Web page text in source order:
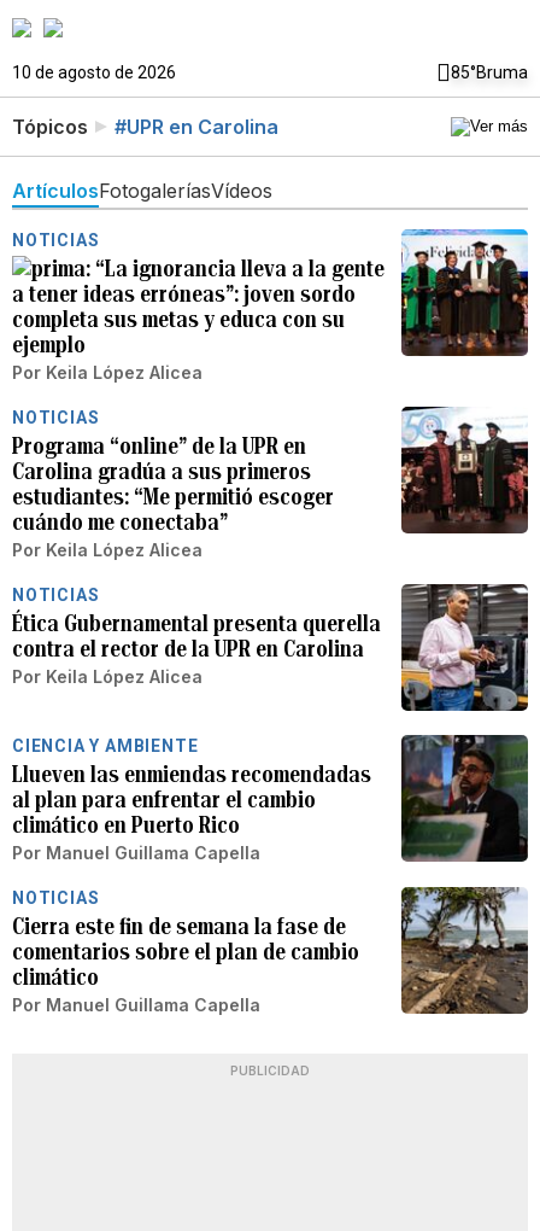
10 de agosto de 2026 85°Bruma
Tópicos #UPR en Carolina
ArtículosFotogaleríasVídeos
NOTICIAS
“La ignorancia lleva a la gente
a tener ideas erróneas”: joven sordo
completa sus metas y educa con su
ejemplo
Por Keila López Alicea
NOTICIAS
Programa “online” de la UPR en
Carolina gradúa a sus primeros
estudiantes: “Me permitió escoger
cuándo me conectaba”
Por Keila López Alicea
NOTICIAS
Ética Gubernamental presenta querella
contra el rector de la UPR en Carolina
Por Keila López Alicea
CIENCIA Y AMBIENTE
Llueven las enmiendas recomendadas
al plan para enfrentar el cambio
climático en Puerto Rico
Por Manuel Guillama Capella
NOTICIAS
Cierra este fin de semana la fase de
comentarios sobre el plan de cambio
climático
Por Manuel Guillama Capella
PUBLICIDAD